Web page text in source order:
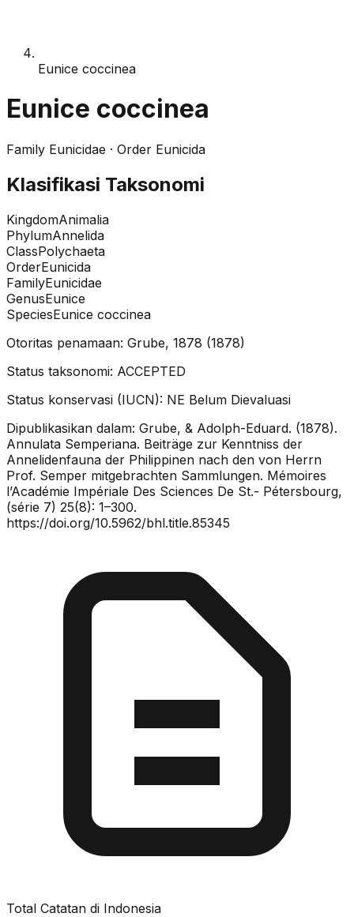
Eunice coccinea
Eunice coccinea
Family Eunicidae · Order Eunicida
Klasifikasi Taksonomi
KingdomAnimalia
PhylumAnnelida
ClassPolychaeta
OrderEunicida
FamilyEunicidae
GenusEunice
SpeciesEunice coccinea
Otoritas penamaan: Grube, 1878 (1878)
Status taksonomi: ACCEPTED
Status konservasi (IUCN): NE Belum Dievaluasi
Dipublikasikan dalam: Grube, & Adolph-Eduard. (1878).
Annulata Semperiana. Beiträge zur Kenntniss der
Annelidenfauna der Philippinen nach den von Herrn
Prof. Semper mitgebrachten Sammlungen. Mémoires
l’Académie Impériale Des Sciences De St.- Pétersbourg,
(série 7) 25(8): 1–300.
https://doi.org/10.5962/bhl.title.85345
Total Catatan di Indonesia